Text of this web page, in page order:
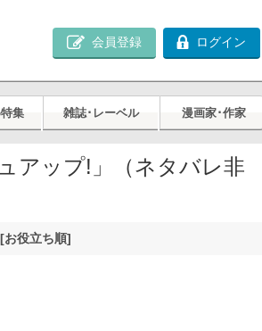
会員登録 ログイン
集 雑誌･レーベル 漫画家･作家
アップ!」（ネタバレ非
役立ち順]